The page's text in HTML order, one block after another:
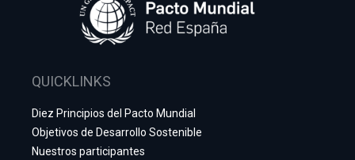
QUICKLINKS
Diez Principios del Pacto Mundial
Objetivos de Desarrollo Sostenible
Nuestros participantes